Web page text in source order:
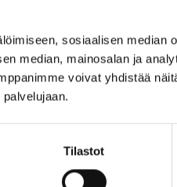
sosiaalisen median
median, mainosalan ja
voivat yhdistää
Tilastot